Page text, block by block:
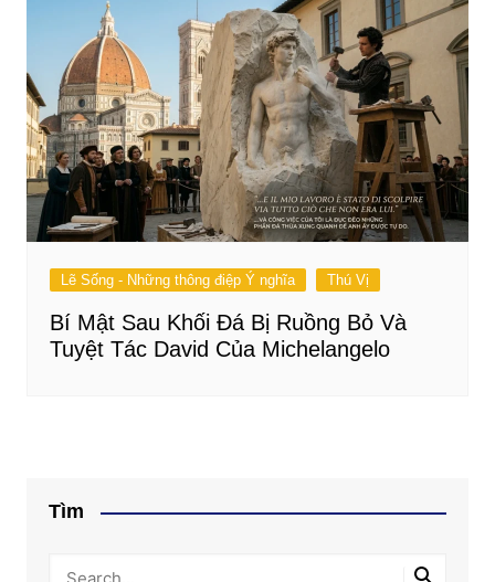
Lẽ Sống - Những thông điệp Ý nghĩa Thú Vị
Bí Mật Sau Khối Đá Bị Ruồng Bỏ Và
Tuyệt Tác David Của Michelangelo
Tìm